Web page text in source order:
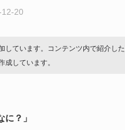
20
しています。コンテンツ内で紹介し
成しています。
に？」